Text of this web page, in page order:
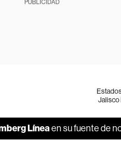
PUBLICIDAD
Jalisco
Líneaen su fuente de